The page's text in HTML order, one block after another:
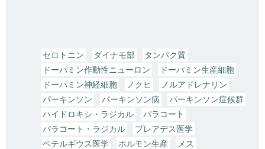
セロトニン ダイナモ部
タンパク質
ドーパミン作動性ニューロン
ドーパミン生産細胞
ドーパミン神経細胞
ノクヒ
ノルアドレナリン
パーキンソン
パーキンソン病
パーキンソン症候群
ハイドロキシ・ラジカル
パラコート
パラコート・ラジカル
プレアデス医学
ベテルギウス医学
ホルモン生産
メス